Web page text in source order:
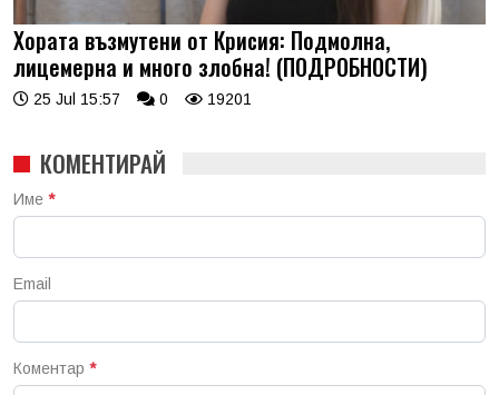
Хората възмутени от Крисия: Подмолна,
лицемерна и много злобна! (ПОДРОБНОСТИ)
25 Jul 15:57 0 19201
КОМЕНТИРАЙ
Име *
Email
Коментар *